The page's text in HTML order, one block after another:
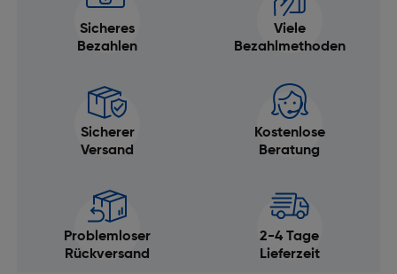
Sicheres
Bezahlen
Viele
Bezahlmethoden
Sicherer
Versand
Kostenlose
Beratung
Problemloser
Rückversand
2-4 Tage
Lieferzeit